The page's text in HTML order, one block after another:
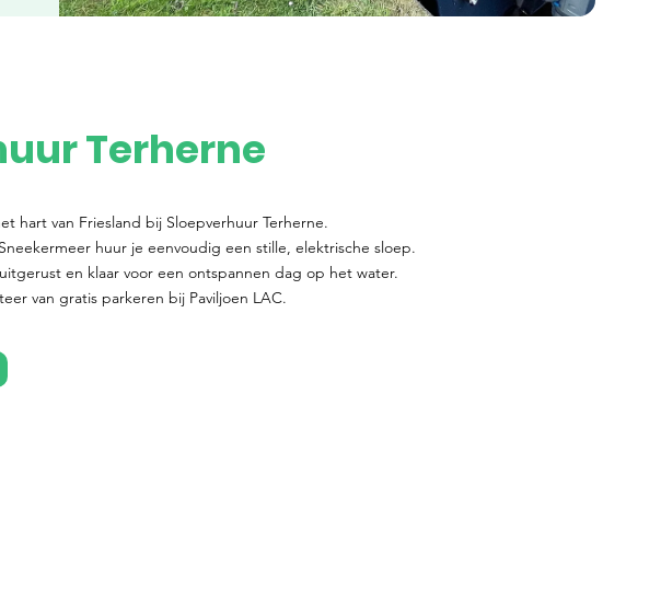
Terherne
hart van Friesland bij Sloepverhuur Terherne.
huur je eenvoudig een stille, elektrische sloep.
en klaar voor een ontspannen dag op het water.
van gratis parkeren bij Paviljoen LAC.